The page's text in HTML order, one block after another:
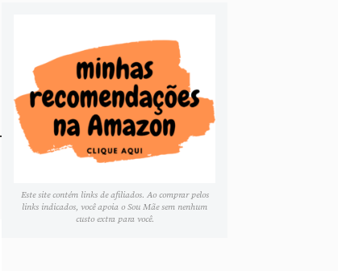
Este site contém links de afiliados. Ao comprar pelos
links indicados, você apoia o Sou Mãe sem nenhum
custo extra para você.